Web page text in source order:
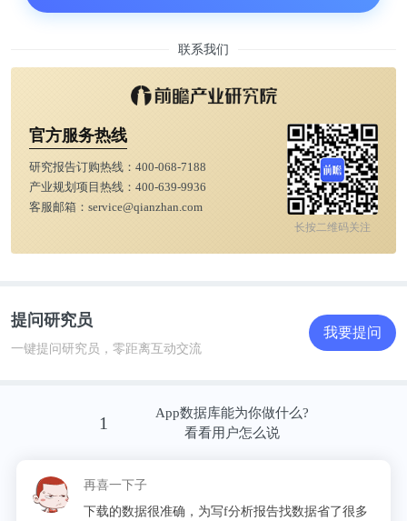
联系我们
官方服务热线
研究报告订购热线： 400-068-7188
产业规划项目热线： 400-639-9936
客服邮箱： service@qianzhan.com
长按二维码关注
提问研究员
一键提问研究员，零距离互动交流
我要提问
1
App数据库能为你做什么?
看看用户怎么说
再喜一下子
下载的数据很准确，为写f分析报告找数据省了很多